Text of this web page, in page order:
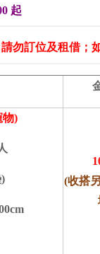
起
勿訂位及租借；
物)
(收搭